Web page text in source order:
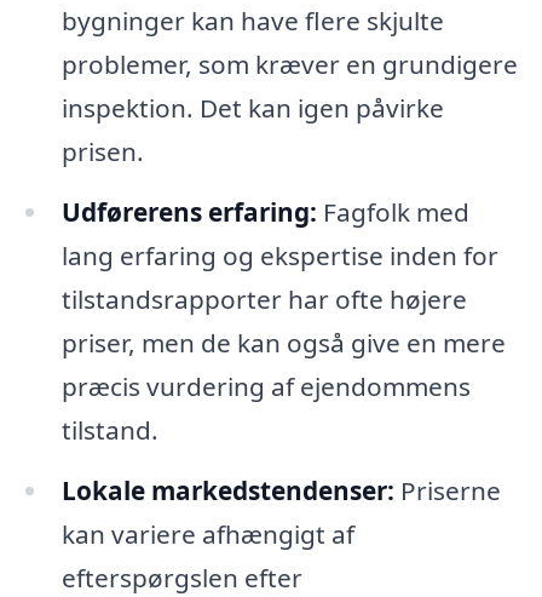
bygninger kan have flere skjulte
problemer, som kræver en grundigere
inspektion. Det kan igen påvirke
prisen.
Udførerens erfaring: Fagfolk med
lang erfaring og ekspertise inden for
tilstandsrapporter har ofte højere
priser, men de kan også give en mere
præcis vurdering af ejendommens
tilstand.
Lokale markedstendenser: Priserne
kan variere afhængigt af
efterspørgslen efter